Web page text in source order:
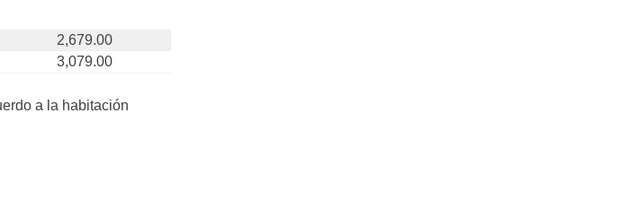
2,679.00
3,079.00
a la habitación